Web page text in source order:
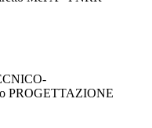
PROGETTAZIONE